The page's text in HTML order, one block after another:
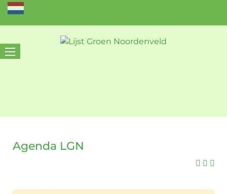
Agenda LGN